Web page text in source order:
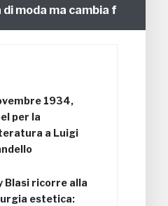
ma cambia faccia
1934,
per la
a Luigi
Blasi ricorre alla
estetica: